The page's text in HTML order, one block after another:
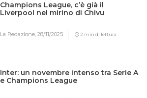
Champions League, c’è già il
Liverpool nel mirino di Chivu
La Redazione,28/11/2025 2 min di lettura
Inter: un novembre intenso tra Serie A
e Champions League